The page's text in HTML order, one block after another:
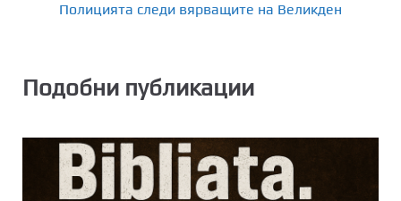
Полицията следи вярващите на Великден
Подобни публикации